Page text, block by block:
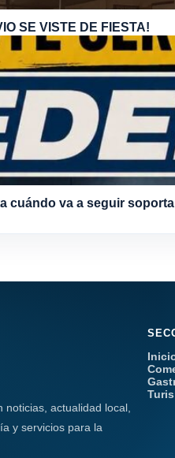
SE VISTE DE FIESTA!
cuándo va a seguir
actualidad local,
y servicios para la